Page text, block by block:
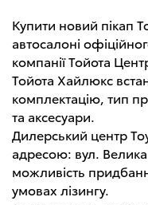
Купити новий пікап
автосалоні
компанії Тойота
Тойота Хайлюкс
комплектацію, тип
та аксесуари.
Дилерський центр
адресою: вул.
можливість
умовах лізингу.